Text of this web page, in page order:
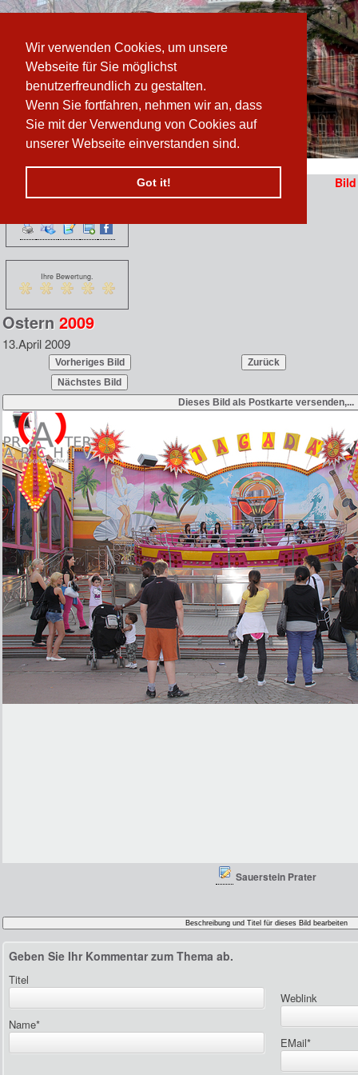
Wir verwenden Cookies, um unsere
Webseite für Sie möglichst
benutzerfreundlich zu gestalten.
Wenn Sie fortfahren, nehmen wir an, dass
Sie mit der Verwendung von Cookies auf
unserer Webseite einverstanden sind.
Got it!
sich vom
www.prater-archiv.at»Oster Fotos by Sauerstein/Ostern 2009
Bild
Ihre Bewertung.
Ostern 2009
13.April 2009
Sauerstein Prater
Geben Sie Ihr Kommentar zum Thema ab.
Titel
Weblink
Name*
EMail*